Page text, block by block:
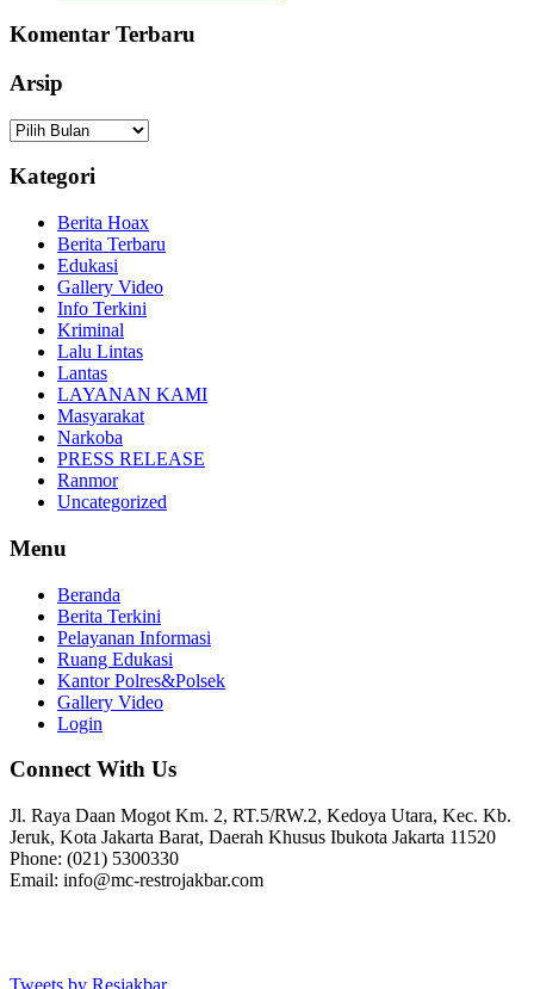
Komentar Terbaru
Arsip
Arsip
Kategori
Berita Hoax
Berita Terbaru
Edukasi
Gallery Video
Info Terkini
Kriminal
Lalu Lintas
Lantas
LAYANAN KAMI
Masyarakat
Narkoba
PRESS RELEASE
Ranmor
Uncategorized
Menu
Beranda
Berita Terkini
Pelayanan Informasi
Ruang Edukasi
Kantor Polres&Polsek
Gallery Video
Login
Connect With Us
Jl. Raya Daan Mogot Km. 2, RT.5/RW.2, Kedoya Utara, Kec. Kb.
Jeruk, Kota Jakarta Barat, Daerah Khusus Ibukota Jakarta 11520
Phone: (021) 5300330
Email: info@mc-restrojakbar.com
Tweets by Resjakbar